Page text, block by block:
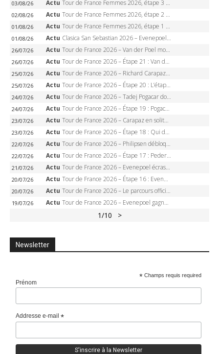
03/08/26 Actu Tour de France Femmes 2026, étape 3 – Sigrid Haugset en solitaire, 88 km d’échappée, maillot jaune
02/08/26 Actu Tour de France Femmes 2026, étape 2 – Lorena Wiebes doublé à Genève, Markus héroïque, 7e record
01/08/26 Actu Tour de France Femmes 2026, étape 1 – Lorena Wiebes intouchable à Lausanne, premier maillot jaune
01/08/26 Actu Clasica San Sebastian 2026 – Evenepoel recordman, 4e victoire, Carapaz battu au sprint
26/07/26 Actu Tour de France 2026 – Van der Poel monumental à Paris, Pogacar égale le record des cinq sacres
26/07/26 Actu Tour de France 2026 – Étape 21 : Van der Poel, Pogacar, qui succédera à Wout van Aert sur les Champs-Elysées ?
25/07/26 Actu Tour de France 2026 – Richard Carapaz roi des Alpes, doublé et maillot à pois, Seixas perd le podium
25/07/26 Actu Tour de France 2026 – Étape 20 : L’étape reine, Galibier, Sarenne, Alpe d’Huez, qui succédera à Pogacar ?
24/07/26 Actu Tour de France 2026 – Tadej Pogacar dompte l’Alpe d’Huez, 5e victoire, record de Pantani pulvérisé
24/07/26 Actu Tour de France 2026 – Étape 19 : Pogacar peut-il enfin dompter l’Alpe d’Huez ?
23/07/26 Actu Tour de France 2026 – Carapaz en solitaire à Orcières-Merlette, Paret-Peintre à un point du maillot à pois
23/07/26 Actu Tour de France 2026 – Étape 18 : Qui domptera Orcières-Merlette, première marche vers l’Alpe d’Huez ?
22/07/26 Actu Tour de France 2026 – Philipsen débloque son compteur à Voiron, Pedersen en danger pour le maillot vert
22/07/26 Actu Tour de France 2026 – Étape 17 : Pedersen peut-il verrouiller le maillot vert à Voiron ?
21/07/26 Actu Tour de France 2026 – Evenepoel écrase le chrono d’Évian, Seixas 4e, Lipowitz abandonne
20/07/26 Actu Tour de France 2026 – Étape 16 : Evenepoel, Pogacar, Ganna… qui domptera le chrono d’Évian pour redessiner le podium ?
20/07/26 Actu Tour de France 2026 – Le parcours officiel complet : 21 étapes, profils, carte et dates
19/07/26 Actu Tour de France 2026 – Evenepoel gagne à Solaison, Vingegaard abandonne, Pogacar toujours en jaune
1/10 >
Newsletter
* Champs requis required
Prénom
Addresse e-mail*